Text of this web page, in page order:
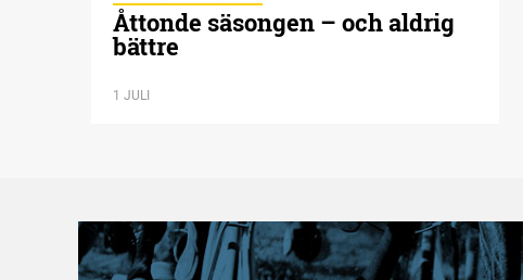
Åttonde säsongen – och aldrig
bättre
1 JULI